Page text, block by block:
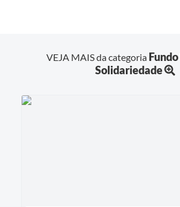
VEJA MAIS da categoria
Solidariedade